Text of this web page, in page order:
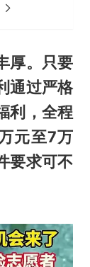
厚。只要
通过严格
利，全程
元至7万
要求可不